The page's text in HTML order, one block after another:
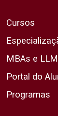
Cursos
MBAs e
Portal do
Programas